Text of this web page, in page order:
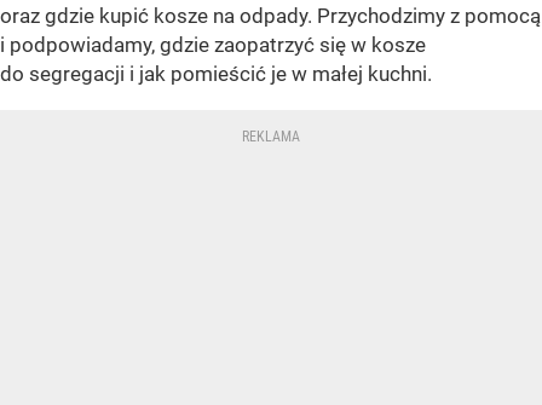
oraz gdzie kupić kosze na odpady. Przychodzimy z pomocą
i podpowiadamy, gdzie zaopatrzyć się w kosze
do segregacji i jak pomieścić je w małej kuchni.